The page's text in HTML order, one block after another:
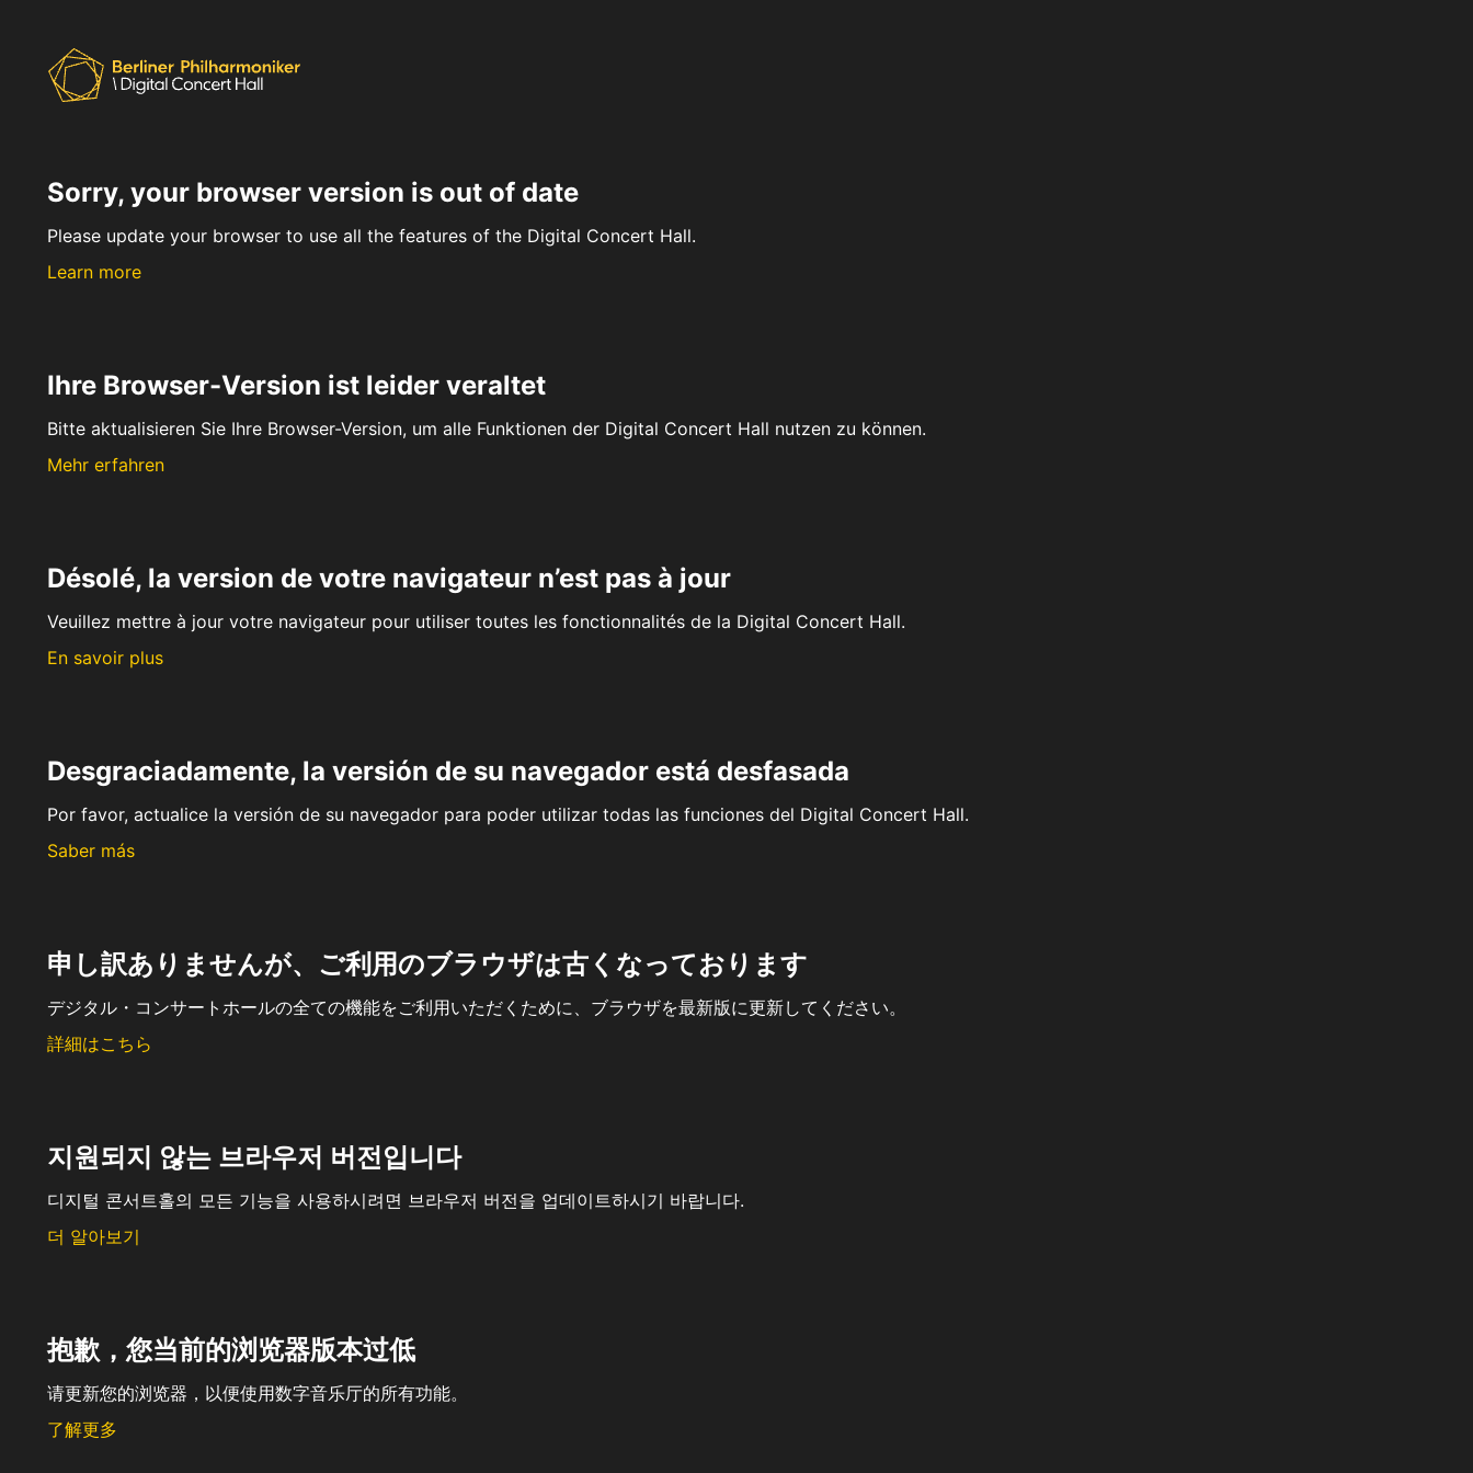
Sorry, your browser version is out of date
Please update your browser to use all the features of the Digital Concert Hall.
Learn more
Ihre Browser-Version ist leider veraltet
Bitte aktualisieren Sie Ihre Browser-Version, um alle Funktionen der Digital Concert Hall nutzen zu können.
Mehr erfahren
Désolé, la version de votre navigateur n’est pas à jour
Veuillez mettre à jour votre navigateur pour utiliser toutes les fonctionnalités de la Digital Concert Hall.
En savoir plus
Desgraciadamente, la versión de su navegador está desfasada
Por favor, actualice la versión de su navegador para poder utilizar todas las funciones del Digital Concert Hall.
Saber más
申し訳ありませんが、ご利用のブラウザは古くなっております
デジタル・コンサートホールの全ての機能をご利用いただくために、ブラウザを最新版に更新してください。
詳細はこちら
지원되지 않는 브라우저 버전입니다
디지털 콘서트홀의 모든 기능을 사용하시려면 브라우저 버전을 업데이트하시기 바랍니다.
더 알아보기
抱歉，您当前的浏览器版本过低
请更新您的浏览器，以便使用数字音乐厅的所有功能。
了解更多